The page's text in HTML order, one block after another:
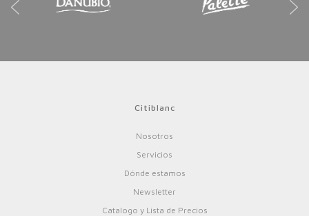
Citiblanc
Nosotros
Servicios
Dónde estamos
Newsletter
Catalogo y Lista de Precios